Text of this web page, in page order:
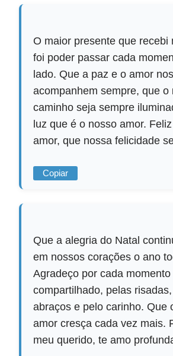
O maior presente que recebi
foi poder passar cada
lado. Que a paz e o amor nos
acompanhem sempre, que o
caminho seja sempre
luz que é o nosso amor.
amor, que nossa felicidade
Copiar
Que a alegria do Natal
em nossos corações o ano
Agradeço por cada momento
compartilhado, pelas
abraços e pelo carinho. Que
amor cresça cada vez mais.
meu querido, te amo